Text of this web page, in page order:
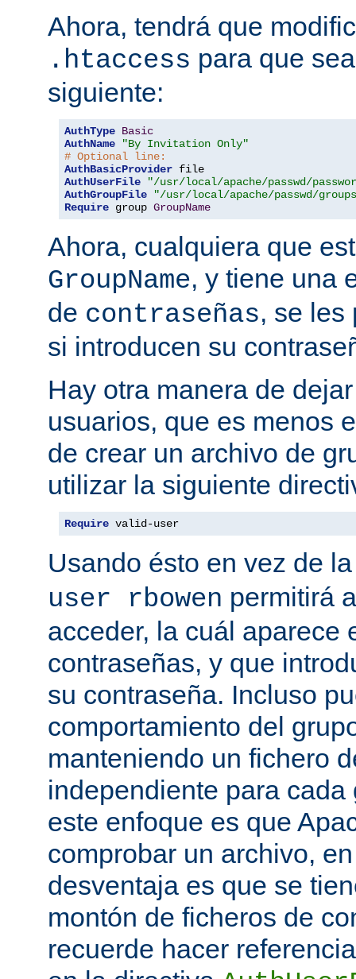
Ahora, tendrá que
.htaccess para que
siguiente:
AuthType Basic
AuthName
"By Invitation Only"
# Optional line:
AuthBasicProvider
AuthUserFile
"/usr/local/apache/passwd/
AuthGroupFile
"/usr/local/apache/passwd/
Require group GroupName
Ahora, cualquiera que
GroupName, y tiene una
de contraseñas, se les
si introducen su
Hay otra manera de
usuarios, que es menos
de crear un archivo de
utilizar la siguiente
Require valid-user
Usando ésto en vez de
user rbowen permitirá
acceder, la cuál aparece
contraseñas, y que
su contraseña. Incluso
comportamiento del
manteniendo un fichero
independiente para
este enfoque es que
comprobar un archivo,
desventaja es que se
montón de ficheros de
recuerde hacer